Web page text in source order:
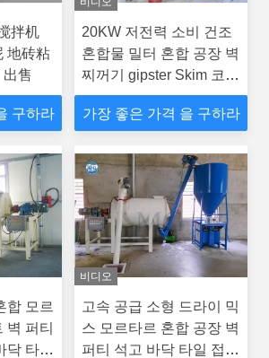
拌机
地砖粘
售
구하라
20KW 저전력 소비 건조
혼합물 밀터 혼합 공장 벽
찌꺼기 gipster Skim 코트
세라믹 타일 접착 접착제
생산 라인
가장 좋은 가격 을 구하라
합 모르
벽 퍼티
닥 타일
비디오
고속 공급 소형 드라이 믹
스 모르타르 혼합 공장 벽
퍼티 석고 바닥 타일 접착